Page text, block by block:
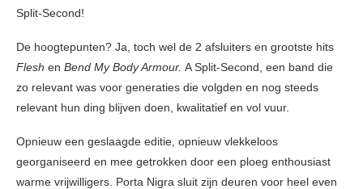
Split-Second!
De hoogtepunten? Ja, toch wel de 2 afsluiters en grootste hits
Flesh en Bend My Body Armour. A Split-Second, een band die
zo relevant was voor generaties die volgden en nog steeds
relevant hun ding blijven doen, kwalitatief en vol vuur.
Opnieuw een geslaagde editie, opnieuw vlekkeloos
georganiseerd en mee getrokken door een ploeg enthousiast
warme vrijwilligers. Porta Nigra sluit zijn deuren voor heel even